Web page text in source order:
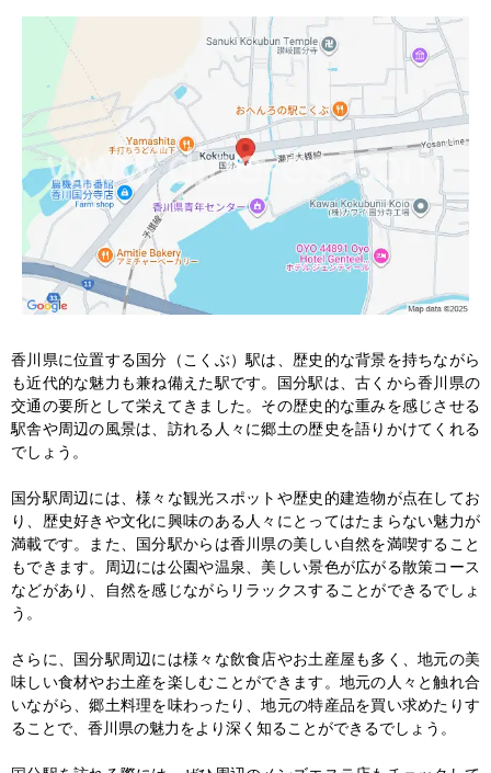
香川県に位置する国分（こくぶ）駅は、歴史的な背景を持ちながら
も近代的な魅力も兼ね備えた駅です。国分駅は、古くから香川県の
交通の要所として栄えてきました。その歴史的な重みを感じさせる
駅舎や周辺の風景は、訪れる人々に郷土の歴史を語りかけてくれる
でしょう。
国分駅周辺には、様々な観光スポットや歴史的建造物が点在してお
り、歴史好きや文化に興味のある人々にとってはたまらない魅力が
満載です。また、国分駅からは香川県の美しい自然を満喫すること
もできます。周辺には公園や温泉、美しい景色が広がる散策コース
などがあり、自然を感じながらリラックスすることができるでしょ
う。
さらに、国分駅周辺には様々な飲食店やお土産屋も多く、地元の美
味しい食材やお土産を楽しむことができます。地元の人々と触れ合
いながら、郷土料理を味わったり、地元の特産品を買い求めたりす
ることで、香川県の魅力をより深く知ることができるでしょう。